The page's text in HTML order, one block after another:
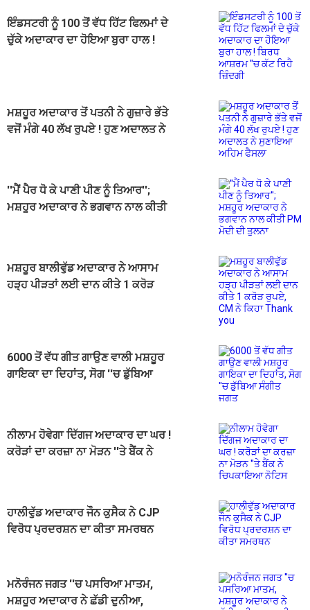
ਇੰਡਸਟਰੀ ਨੂੰ 100 ਤੋਂ ਵੱਧ ਹਿੱਟ ਫਿਲਮਾਂ ਦੇ
ਚੁੱਕੇ ਅਦਾਕਾਰ ਦਾ ਹੋਇਆ ਬੁਰਾ ਹਾਲ !
ਮਸ਼ਹੂਰ ਅਦਾਕਾਰ ਤੋਂ ਪਤਨੀ ਨੇ ਗੁਜ਼ਾਰੇ ਭੱਤੇ
ਵਜੋਂ ਮੰਗੇ 40 ਲੱਖ ਰੁਪਏ ! ਹੁਣ ਅਦਾਲਤ ਨੇ
''ਮੈਂ ਪੈਰ ਧੋ ਕੇ ਪਾਣੀ ਪੀਣ ਨੂੰ ਤਿਆਰ'';
ਮਸ਼ਹੂਰ ਅਦਾਕਾਰ ਨੇ ਭਗਵਾਨ ਨਾਲ ਕੀਤੀ
ਮਸ਼ਹੂਰ ਬਾਲੀਵੁੱਡ ਅਦਾਕਾਰ ਨੇ ਆਸਾਮ
ਹੜ੍ਹ ਪੀੜਤਾਂ ਲਈ ਦਾਨ ਕੀਤੇ 1 ਕਰੋੜ
6000 ਤੋਂ ਵੱਧ ਗੀਤ ਗਾਉਣ ਵਾਲੀ ਮਸ਼ਹੂਰ
ਗਾਇਕਾ ਦਾ ਦਿਹਾਂਤ, ਸੋਗ ''ਚ ਡੁੱਬਿਆ
ਨੀਲਾਮ ਹੋਵੇਗਾ ਦਿੱਗਜ ਅਦਾਕਾਰ ਦਾ ਘਰ !
ਕਰੋੜਾਂ ਦਾ ਕਰਜ਼ਾ ਨਾ ਮੋੜਨ ''ਤੇ ਬੈਂਕ ਨੇ
ਹਾਲੀਵੁੱਡ ਅਦਾਕਾਰ ਜੌਨ ਕੁਸੈਕ ਨੇ CJP
ਵਿਰੋਧ ਪ੍ਰਦਰਸ਼ਨ ਦਾ ਕੀਤਾ ਸਮਰਥਨ
ਮਨੋਰੰਜਨ ਜਗਤ ''ਚ ਪਸਰਿਆ ਮਾਤਮ,
ਮਸ਼ਹੂਰ ਅਦਾਕਾਰ ਨੇ ਛੱਡੀ ਦੁਨੀਆ,